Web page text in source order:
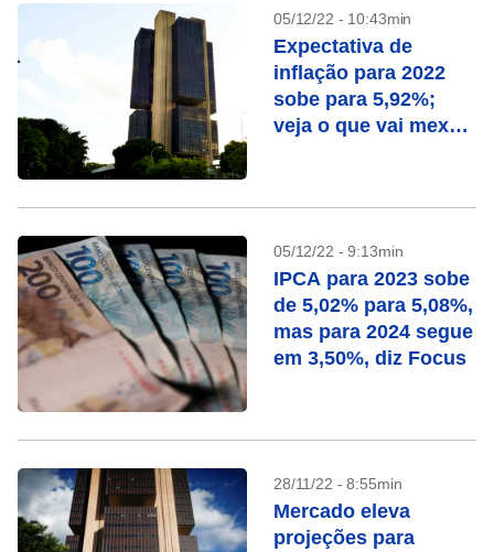
05/12/22 - 10:43min
Expectativa de
inflação para 2022
sobe para 5,92%;
veja o que vai mexer
05/12/22 - 9:13min
IPCA para 2023 sobe
de 5,02% para 5,08%,
mas para 2024 segue
em 3,50%, diz Focus
28/11/22 - 8:55min
Mercado eleva
projeções para